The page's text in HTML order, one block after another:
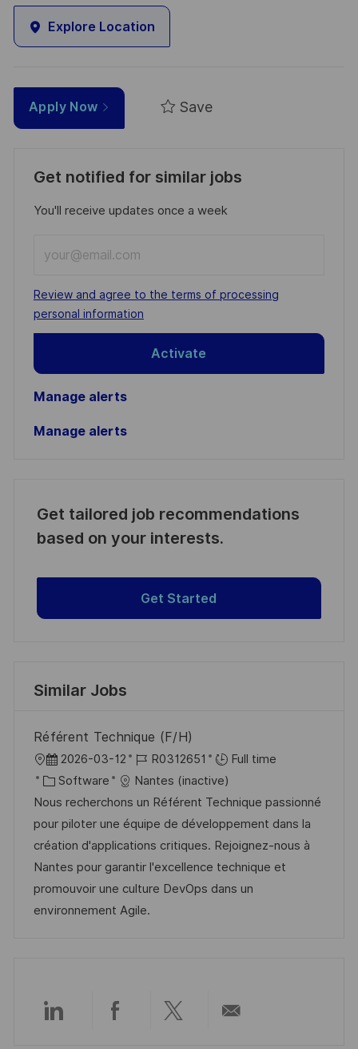
Explore Location
Apply Now Save
Get notified for similar jobs
You'll receive updates once a week
Email
address
(Required)
Required
Review and agree to the terms of processing
personal information
Activate
Manage alerts
Manage alerts
Get tailored job recommendations
based on your interests.
Get Started
Similar Jobs
Référent Technique (F/H)
L
o
c
a
t
i
o
n
P
o
s
t
e
d
D
a
2026-03-12
J
o
b
I
d
R0312651
Full time
C
a
t
e
g
o
r
Software
Nantes (inactive)
Nous recherchons un Référent Technique passionné
pour piloter une équipe de développement dans la
création d'applications critiques. Rejoignez-nous à
Nantes pour garantir l'excellence technique et
promouvoir une culture DevOps dans un
environnement Agile.
Share
Share Share